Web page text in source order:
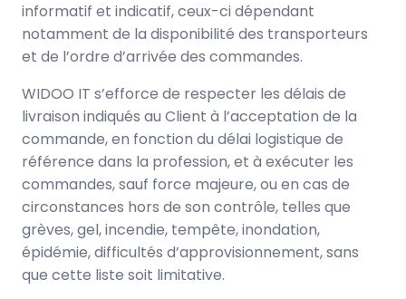
informatif et indicatif, ceux-ci dépendant
notamment de la disponibilité des transporteurs
et de l’ordre d’arrivée des commandes.
WIDOO IT s’efforce de respecter les délais de
livraison indiqués au Client à l’acceptation de la
commande, en fonction du délai logistique de
référence dans la profession, et à exécuter les
commandes, sauf force majeure, ou en cas de
circonstances hors de son contrôle, telles que
grèves, gel, incendie, tempête, inondation,
épidémie, difficultés d’approvisionnement, sans
que cette liste soit limitative.